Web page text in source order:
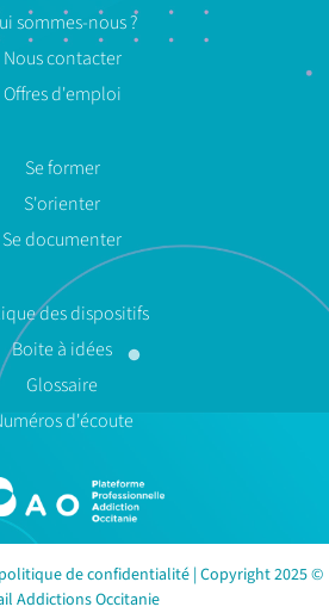
sommes-nous ?
Nous contacter
Offres d'emploi
Se former
S'orienter
Se documenter
des dispositifs
Boite à idées
Glossaire
d'écoute
politique de confidentialité | Copyright 2025 ©
Addictions Occitanie